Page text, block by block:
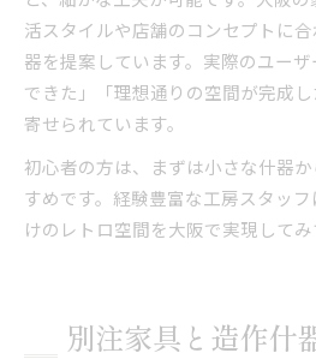
活スタイルや店舗のコンセプトに
器を提案しています。実際のユー
できた」「理想通りの空間が完成
寄せられています。
初心者の方は、まずは小さな什器
すめです。経験豊富な工房スタッ
けのレトロ空間を大阪で実現してみ
別注家具と造作什